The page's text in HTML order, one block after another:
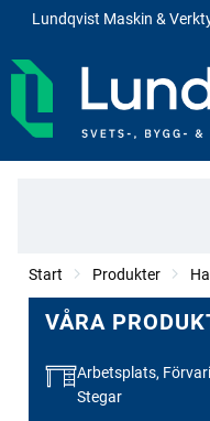
Lundqvist Maskin &
Start Produkter
VÅRA
Arbetsplats,
Stegar